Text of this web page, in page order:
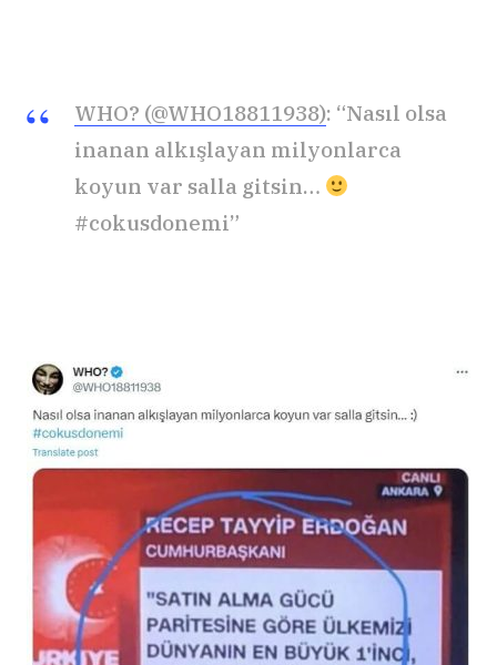
WHO? (@WHO18811938): “Nasıl olsa
inanan alkışlayan milyonlarca
koyun var salla gitsin…
#cokusdonemi”